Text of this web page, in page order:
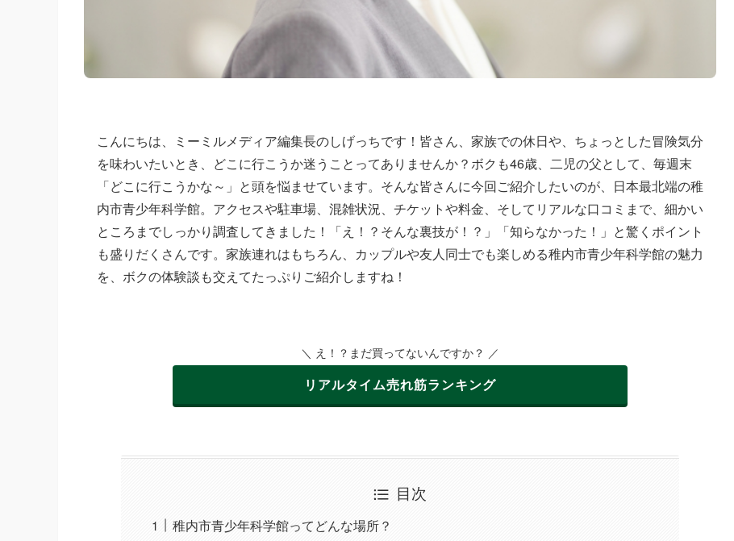
こんにちは、ミーミルメディア編集長のしげっちです！皆さん、家族での休日や、ちょっとした冒険気分
を味わいたいとき、どこに行こうか迷うことってありませんか？ボクも46歳、二児の父として、毎週末
「どこに行こうかな～」と頭を悩ませています。そんな皆さんに今回ご紹介したいのが、日本最北端の稚
内市青少年科学館。アクセスや駐車場、混雑状況、チケットや料金、そしてリアルな口コミまで、細かい
ところまでしっかり調査してきました！「え！？そんな裏技が！？」「知らなかった！」と驚くポイント
も盛りだくさんです。家族連れはもちろん、カップルや友人同士でも楽しめる稚内市青少年科学館の魅力
を、ボクの体験談も交えてたっぷりご紹介しますね！
＼ え！？まだ買ってないんですか？ ／
リアルタイム売れ筋ランキング
目次
稚内市青少年科学館ってどんな場所？